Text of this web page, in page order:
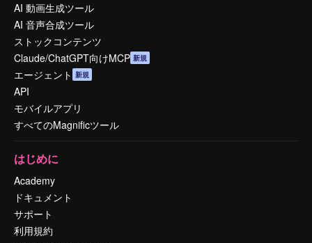
AI 動画生成ツール
AI 音声合成ツール
ストックコンテンツ
Claude/ChatGPT向けMCP 新規
エージェント 新規
API
モバイルアプリ
すべてのMagnificツール
はじめに
Academy
ドキュメント
サポート
利用規約